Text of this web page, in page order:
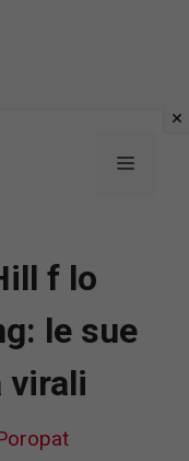
Menu
f lo
le sue
virali